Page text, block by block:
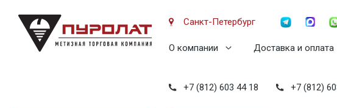
Санкт-Петербург
О компании Доставка и оплата
+7 (812) 603 44 18 +7 (812)